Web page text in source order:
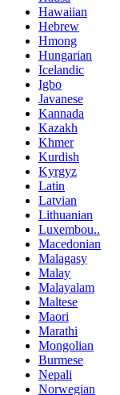
Hawaiian
Hebrew
Hmong
Hungarian
Icelandic
Igbo
Javanese
Kannada
Kazakh
Khmer
Kurdish
Kyrgyz
Latin
Latvian
Lithuanian
Luxembou..
Macedonian
Malagasy
Malay
Malayalam
Maltese
Maori
Marathi
Mongolian
Burmese
Nepali
Norwegian